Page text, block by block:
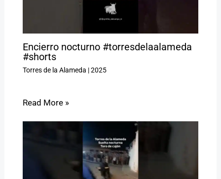
Encierro nocturno #torresdelaalameda
#shorts
Torres de la Alameda |2025
Read More »